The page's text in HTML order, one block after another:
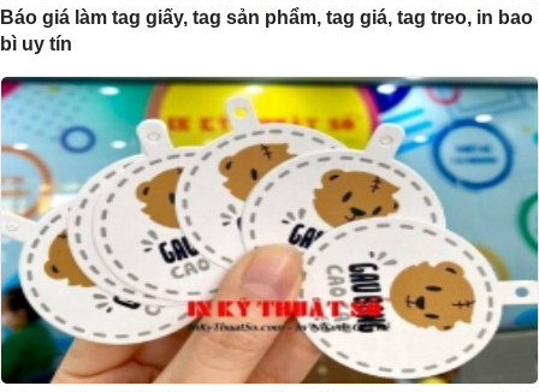
Báo giá làm tag giấy, tag sản phẩm, tag giá, tag treo, in bao
bì uy tín